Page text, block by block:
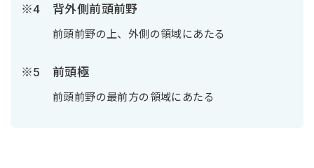
背外側前頭前野
前頭前野の上、外側の領域にあたる
前頭極
前頭前野の最前方の領域にあたる